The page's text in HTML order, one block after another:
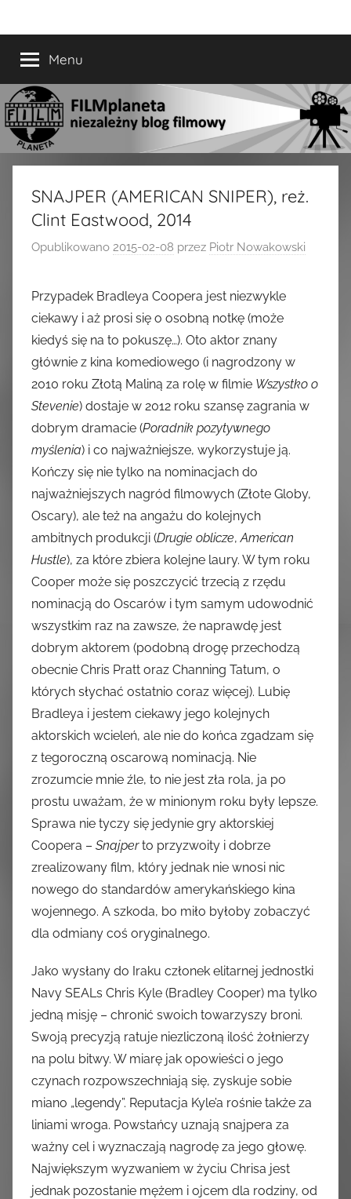
do
treści
FILMplaneta
filmowyMenu
SNAJPER (AMERICAN SNIPER), reż.
Clint Eastwood, 2014
Opublikowano 2015-02-08 przez Piotr Nowakowski
Przypadek Bradleya Coopera jest niezwykle
ciekawy i aż prosi się o osobną notkę (może
kiedyś się na to pokuszę…). Oto aktor znany
głównie z kina komediowego (i nagrodzony w
2010 roku Złotą Maliną za rolę w filmie Wszystko o
Stevenie) dostaje w 2012 roku szansę zagrania w
dobrym dramacie (Poradnik pozytywnego
myślenia) i co najważniejsze, wykorzystuje ją.
Kończy się nie tylko na nominacjach do
najważniejszych nagród filmowych (Złote Globy,
Oscary), ale też na angażu do kolejnych
ambitnych produkcji (Drugie oblicze,American
Hustle), za które zbiera kolejne laury. W tym roku
Cooper może się poszczycić trzecią z rzędu
nominacją do Oscarów i tym samym udowodnić
wszystkim raz na zawsze, że naprawdę jest
dobrym aktorem (podobną drogę przechodzą
obecnie Chris Pratt oraz Channing Tatum, o
których słychać ostatnio coraz więcej). Lubię
Bradleya i jestem ciekawy jego kolejnych
aktorskich wcieleń, ale nie do końca zgadzam się
z tegoroczną oscarową nominacją. Nie
zrozumcie mnie źle, to nie jest zła rola, ja po
prostu uważam, że w minionym roku były lepsze.
Sprawa nie tyczy się jedynie gry aktorskiej
Coopera – Snajperto przyzwoity i dobrze
zrealizowany film, który jednak nie wnosi nic
nowego do standardów amerykańskiego kina
wojennego. A szkoda, bo miło byłoby zobaczyć
dla odmiany coś oryginalnego.
Jako wysłany do Iraku członek elitarnej jednostki
Navy SEALs Chris Kyle (Bradley Cooper) ma tylko
jedną misję – chronić swoich towarzyszy broni.
Swoją precyzją ratuje niezliczoną ilość żołnierzy
na polu bitwy. W miarę jak opowieści o jego
czynach rozpowszechniają się, zyskuje sobie
miano „legendy”. Reputacja Kyle’a rośnie także za
liniami wroga. Powstańcy uznają snajpera za
ważny cel i wyznaczają nagrodę za jego głowę.
Największym wyzwaniem w życiu Chrisa jest
jednak pozostanie mężem i ojcem dla rodziny, od